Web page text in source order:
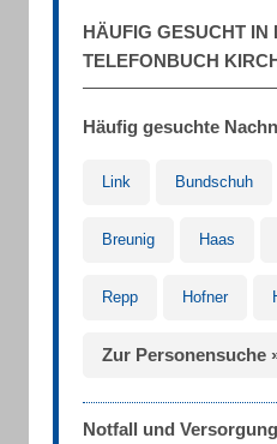
HÄUFIG GESUCHT IN
TELEFONBUCH
Häufig gesuchte
Link Bundschuh
Breunig Haas
Repp Hofner
Zur Personensuche
Notfall und